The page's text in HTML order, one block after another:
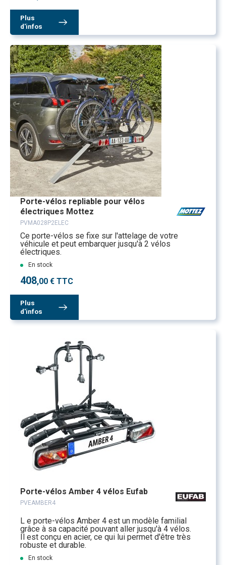
Plus
d'infos
Porte-vélos repliable pour vélos
électriques Mottez
PVMA028P2ELEC
Ce porte-vélos se fixe sur l'attelage de votre
véhicule et peut embarquer jusqu'à 2 vélos
électriques.
En stock
408,00 € TTC
Plus
d'infos
Porte-vélos Amber 4 vélos Eufab
PVEAMBER4
L e porte-vélos Amber 4 est un modèle familial
grâce à sa capacité pouvant aller jusqu'à 4 vélos.
Il est conçu en acier, ce qui lui permet d'être très
robuste et durable.
En stock